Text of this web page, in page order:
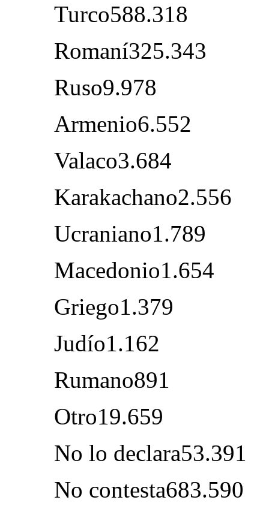
Turco588.318
Romaní325.343
Ruso9.978
Armenio6.552
Valaco3.684
Karakachano2.556
Ucraniano1.789
Macedonio1.654
Griego1.379
Judío1.162
Rumano891
Otro19.659
No lo declara53.391
No contesta683.590